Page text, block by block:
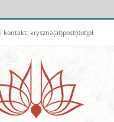
kontakt: kryszna(at)post(dot)pl